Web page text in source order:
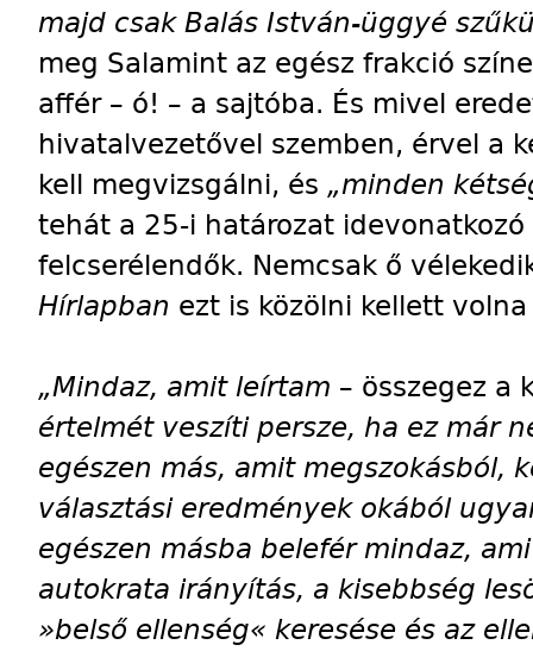
majd csak Balás István-üggyé
meg Salamint az egész frakció
affér – ó! – a sajtóba. És mivel
hivatalvezetővel szemben, érvel a
kell megvizsgálni, és „minden
tehát a 25-i határozat idevonatkozó
felcserélendők. Nemcsak ő
Hírlapban ezt is közölni kellett
„Mindaz, amit leírtam – összegez a
értelmét veszíti persze, ha ez már
egészen más, amit megszokásból,
választási eredmények okából
egészen másba belefér mindaz,
autokrata irányítás, a kisebbség
»belső ellenség« keresése és az